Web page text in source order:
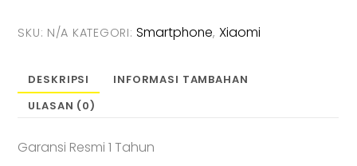
Pad
SE
4GB
/
128GB
-
SKU: N/A KATEGORI:Smartphone, Xiaomi
DESKRIPSI
INFORMASI TAMBAHAN
ULASAN (0)
Garansi Resmi 1 Tahun